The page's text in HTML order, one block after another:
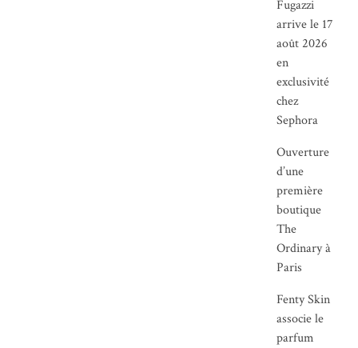
Fugazzi
arrive le 17
août 2026
en
exclusivité
chez
Sephora
Ouverture
d’une
première
boutique
The
Ordinary à
Paris
Fenty Skin
associe le
parfum